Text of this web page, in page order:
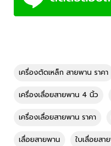
เครื่องตัดเหล็ก สายพาน ราคา
เครื่องเลื่อยสายพาน 4 นิ้ว
เครื่องเลื่อยสายพาน ราคา
เลื่อยสายพาน ใบเลื่อยสา